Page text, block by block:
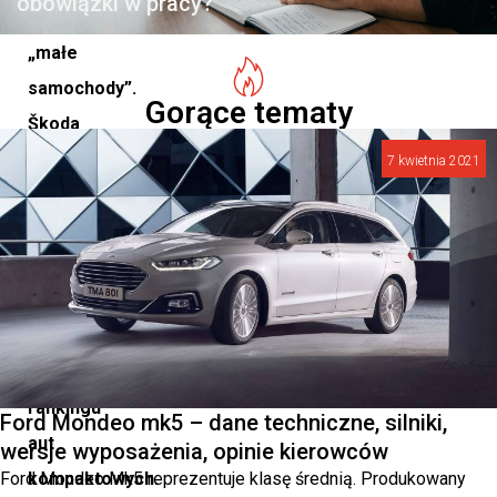
importowej
„małe
samochody”.
Škoda
Octavia
zdobyła
natomiast
tytuł
„Najlepszego
Samochodu”
w
rankingu
aut
kompaktowych.
Gorące tematy
7 kwietnia 2021
Ford Mondeo mk5 – dane techniczne, silniki,
wersje wyposażenia, opinie kierowców
Ford Mondeo Mk5 reprezentuje klasę średnią. Produkowany